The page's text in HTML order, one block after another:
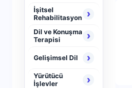
İşitsel
Rehabilitasyon
›
Dil ve Konuşma
Terapisi
›
Gelişimsel Dil ›
Yürütücü
İşlevler
›